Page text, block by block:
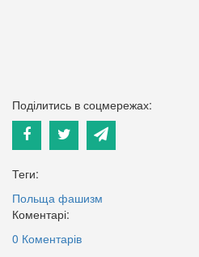
Поділитись в соцмережах:
Теги:
Польща фашизм
Коментарі:
0 Коментарів